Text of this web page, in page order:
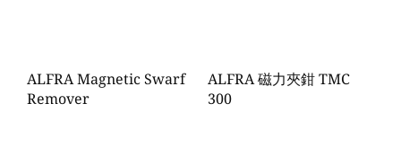
ALFRA Magnetic Swarf
Remover
ALFRA 磁力夾鉗 TMC
300